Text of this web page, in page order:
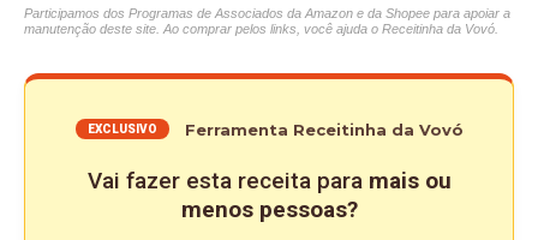
Participamos dos Programas de Associados da Amazon e da Shopee para apoiar a
manutenção deste site. Ao comprar pelos links, você ajuda o Receitinha da Vovó.
EXCLUSIVO Ferramenta Receitinha da Vovó
Vai fazer esta receita para mais ou
menos pessoas?